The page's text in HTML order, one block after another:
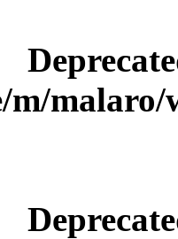
m/malaro/